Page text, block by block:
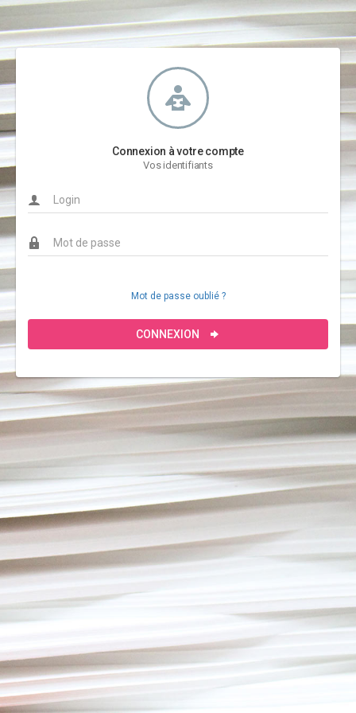
Connexion à votre compte
Vos identifiants
Mot de passe oublié ?
CONNEXION